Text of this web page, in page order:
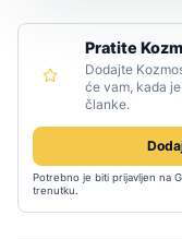
Pratite
Dodajte
će vam, kada
članke.
Potrebno je biti prijavljen na
trenutku.